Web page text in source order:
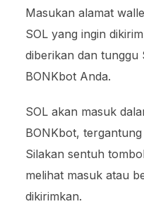
Masukan alamat
SOL yang ingin
diberikan dan tunggu
BONKbot Anda.
SOL akan masuk
BONKbot,
Silakan sentuh
melihat masuk atau
dikirimkan.